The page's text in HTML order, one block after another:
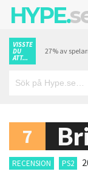
HYPE.
VISSTE
DU
ATT...
27% av
7
RECENSION PS2